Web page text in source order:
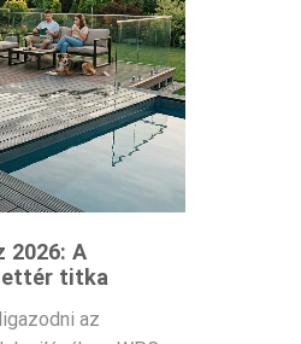
2026: A
titka
az